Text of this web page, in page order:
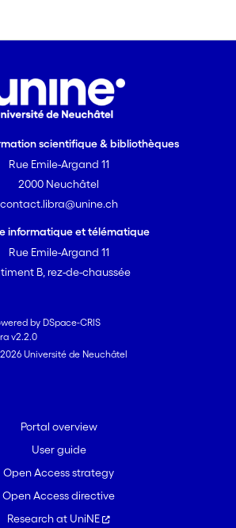
scientifique & bibliothèques
Rue Emile-Argand 11
2000 Neuchâtel
contact.libra@unine.ch
informatique et télématique
Rue Emile-Argand 11
B, rez-de-chaussée
by DSpace-CRIS
v2.2.0
Université de Neuchâtel
Portal overview
User guide
Open Access strategy
Open Access directive
Research at UniNE